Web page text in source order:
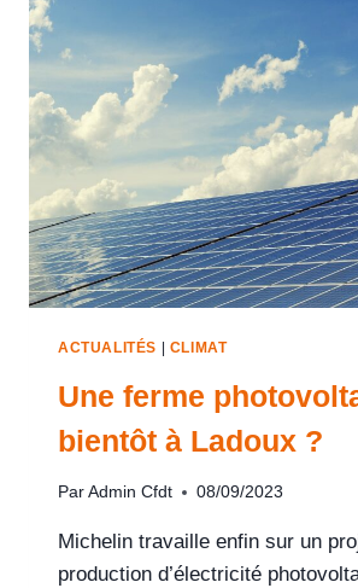
ACTUALITÉS CLIMAT
Une ferme
bientôt à Ladoux ?
Par Admin Cfdt 08/09/2023
Michelin travaille enfin sur un
production d’électricité